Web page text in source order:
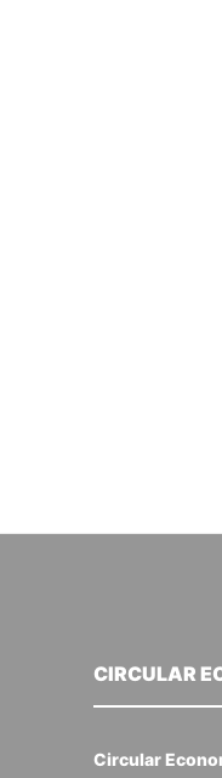
CIRCULAR
Circular